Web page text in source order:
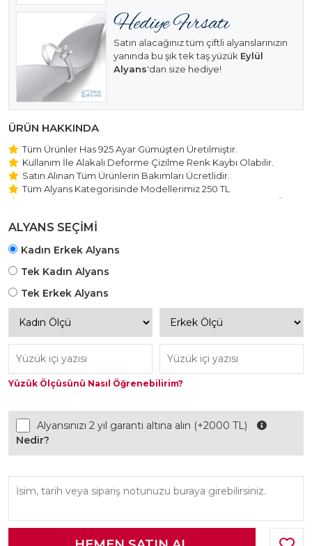
Satın alacağınız tüm çiftli alyanslarınızın
yanında bu şık tek taş yüzük Eylül
Alyans'dan size hediye!
ÜRÜN HAKKINDA
Tüm Ürünler Has 925 Ayar Gümüşten Üretilmiştir.
Kullanım İle Alakalı Deforme Çizilme Renk Kaybı Olabilir.
Satın Alınan Tüm Ürünlerin Bakımları Ücretlidir.
Tüm Alyans Kategorisinde Modellerimiz 250 TL
Beştaş Tektaş Kolye ve Bileklik Modellerimiz 150 TL Sabit Ücret
ALYANS SEÇİMİ
Kadın Erkek Alyans
Tek Kadın Alyans
Tek Erkek Alyans
Yüzük Ölçüsünü Nasıl Öğrenebilirim?
Alyansınızı 2 yıl garanti altına alın (+2000 TL)
Nedir?